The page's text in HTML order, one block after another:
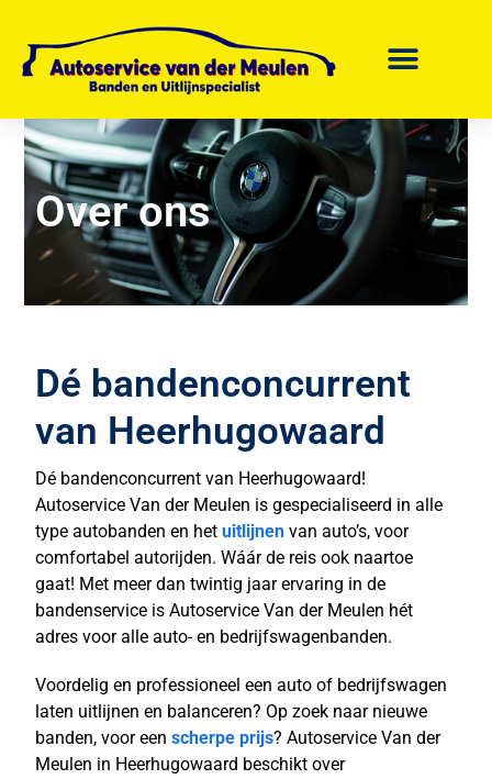
content
Over ons
Dé bandenconcurrent
van Heerhugowaard
Dé bandenconcurrent van Heerhugowaard!
Autoservice Van der Meulen is gespecialiseerd in alle
type autobanden en hetuitlijnenvan auto’s, voor
comfortabel autorijden. Wáár de reis ook naartoe
gaat! Met meer dan twintig jaar ervaring in de
bandenservice is Autoservice Van der Meulen hét
adres voor alle auto- en bedrijfswagenbanden.
Voordelig en professioneel een auto of bedrijfswagen
laten uitlijnen en balanceren? Op zoek naar nieuwe
banden, voor eenscherpe prijs? Autoservice Van der
Meulen in Heerhugowaard beschikt over